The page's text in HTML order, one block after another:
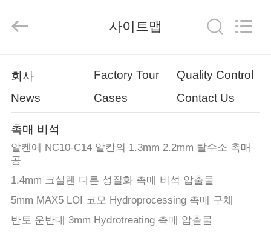
제
품
우
리
에
CATALYSTS
GROUP
사이트맵
회사 Factory Tour
Quality Control
News
Cases Contact Us
촉매 비석
알켄에 NC10-C14 알칸의 1.3mm 2.2mm 탈수소 촉매
공
1.4mm 크실렌 다른 성질화 촉매 비석 압출물
5mm MAX5 LOI 코모 Hydroprocessing 촉매 구체
반토 운반대 3mm Hydrotreating 촉매 압출물